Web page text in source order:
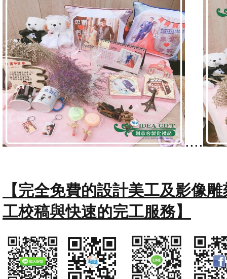
....
【完全免費的設計美工及影像
工校稿與快速的完工服務】